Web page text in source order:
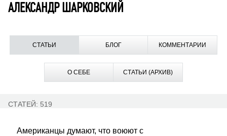
АЛЕКСАНДР ШАРКОВСКИЙ
СТАТЬИ БЛОГ КОММЕНТАРИИ
О СЕБЕ СТАТЬИ (АРХИВ)
СТАТЕЙ: 519
Американцы думают, что воюют с